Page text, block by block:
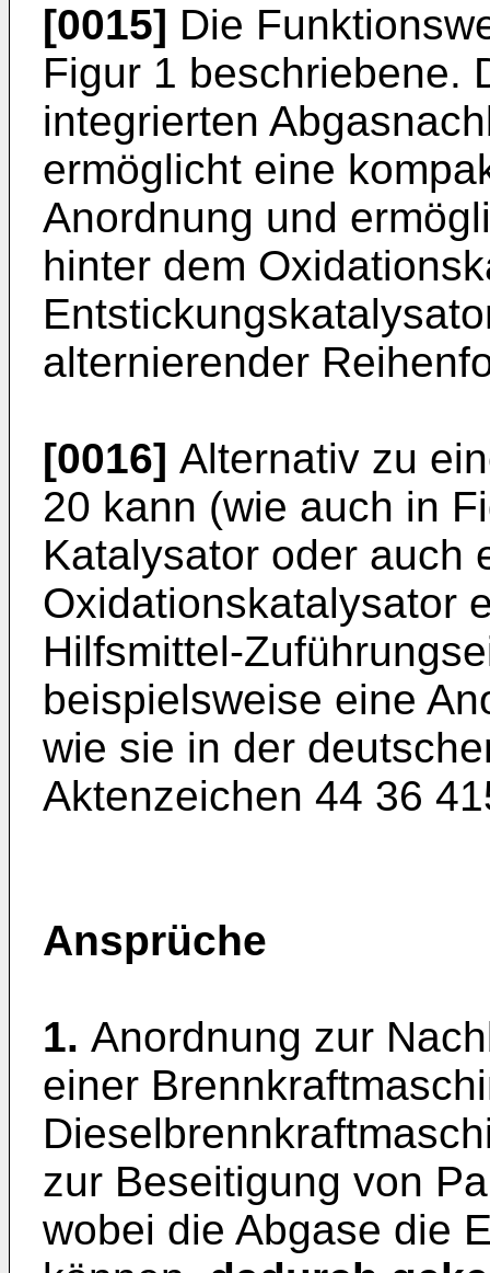
[0015] Die
Figur 1 beschriebene.
integrierten
ermöglicht eine
Anordnung und
hinter dem
alternierender
[0016] Alternativ zu
20 kann (wie auch in
Katalysator oder auch
Oxidationskatalysator
Hilfsmittel-
beispielsweise eine
wie sie in der
Aktenzeichen 44 36
Ansprüche
1. Anordnung zur
einer
zur Beseitigung von
wobei die Abgase die